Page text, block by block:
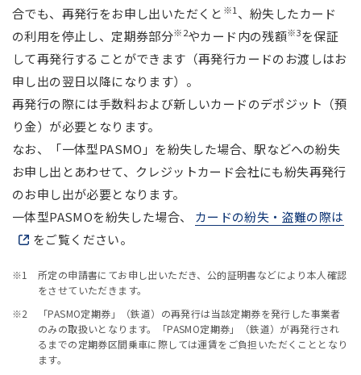
合でも、再発行をお申し出いただくと ※1、紛失したカード
の利用を停止し、定期券部分※2やカード内の残額※3を保証
して再発行することができます（再発行カードのお渡しはお
申し出の翌日以降になります）。
再発行の際には手数料および新しいカードのデポジット（預
り金）が必要となります。
なお、「一体型PASMO」を紛失した場合、駅などへの紛失
お申し出とあわせて、クレジットカード会社にも紛失再発行
のお申し出が必要となります。
一体型PASMOを紛失した場合、 カードの紛失・盗難の際は
をご覧ください。
※1
所定の申請書にてお申し出いただき、公的証明書などにより本人確認
をさせていただきます。
※2
「PASMO定期券」（鉄道）の再発行は当該定期券を発行した事業者
のみの取扱いとなります。「PASMO定期券」（鉄道）が再発行され
るまでの定期券区間乗車に際しては運賃をご負担いただくこととなり
ます。